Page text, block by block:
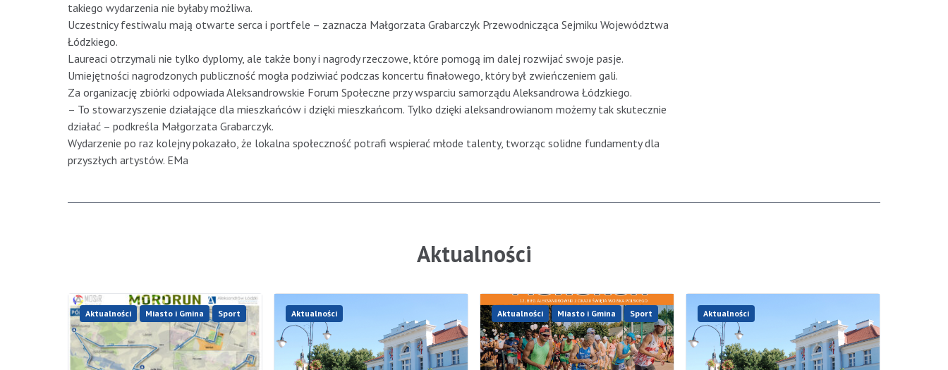
takiego wydarzenia nie byłaby możliwa.
Uczestnicy festiwalu mają otwarte serca i portfele – zaznacza Małgorzata Grabarczyk Przewodnicząca Sejmiku Województwa
Łódzkiego.
Laureaci otrzymali nie tylko dyplomy, ale także bony i nagrody rzeczowe, które pomogą im dalej rozwijać swoje pasje.
Umiejętności nagrodzonych publiczność mogła podziwiać podczas koncertu finałowego, który był zwieńczeniem gali.
Za organizację zbiórki odpowiada Aleksandrowskie Forum Społeczne przy wsparciu samorządu Aleksandrowa Łódzkiego.
– To stowarzyszenie działające dla mieszkańców i dzięki mieszkańcom. Tylko dzięki aleksandrowianom możemy tak skutecznie
działać – podkreśla Małgorzata Grabarczyk.
Wydarzenie po raz kolejny pokazało, że lokalna społeczność potrafi wspierać młode talenty, tworząc solidne fundamenty dla
przyszłych artystów. EMa
Aktualności
Aktualności Miasto i Gmina Sport Aktualności Aktualności Miasto i Gmina Sport Aktualności